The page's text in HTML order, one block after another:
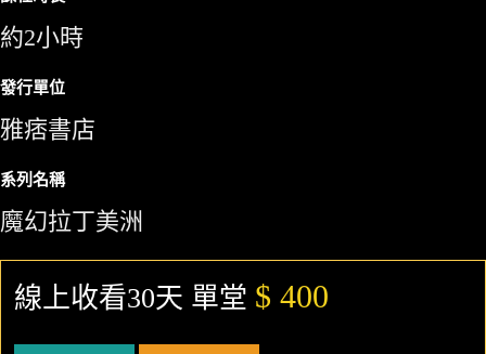
約2小時
發行單位
雅痞書店
系列名稱
魔幻拉丁美洲
線上收看30天 單堂 $ 400